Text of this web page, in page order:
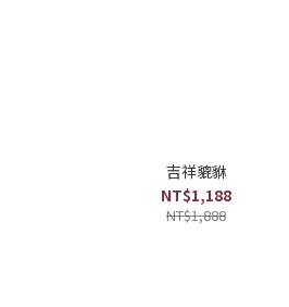
吉祥貔貅
NT$1,188
NT$1,888